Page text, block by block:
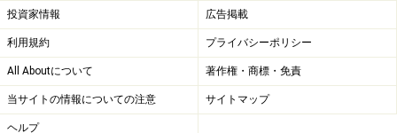
投資家情報 広告掲載
利用規約 プライバシーポリシー
All Aboutについて 著作権・商標・免責
当サイトの情報についての注意 サイトマップ
ヘルプ